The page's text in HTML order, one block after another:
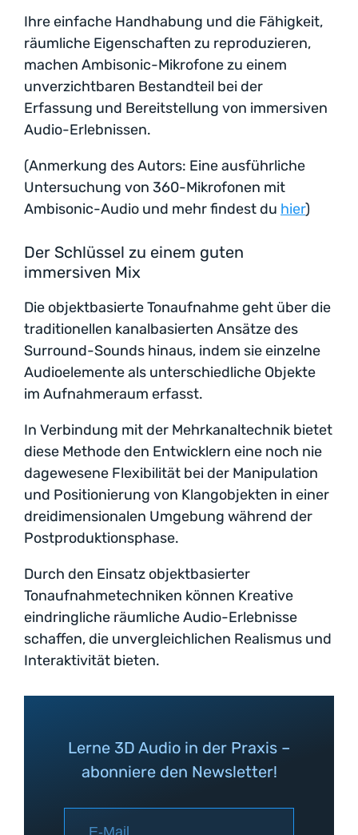
Ihre einfache Handhabung und die Fähigkeit,
räumliche Eigenschaften zu reproduzieren,
machen Ambisonic-Mikrofone zu einem
unverzichtbaren Bestandteil bei der
Erfassung und Bereitstellung von immersiven
Audio-Erlebnissen.
(Anmerkung des Autors: Eine ausführliche
Untersuchung von 360-Mikrofonen mit
Ambisonic-Audio und mehr findest du hier)
Der Schlüssel zu einem guten
immersiven Mix
Die objektbasierte Tonaufnahme geht über die
traditionellen kanalbasierten Ansätze des
Surround-Sounds hinaus, indem sie einzelne
Audioelemente als unterschiedliche Objekte
im Aufnahmeraum erfasst.
In Verbindung mit der Mehrkanaltechnik bietet
diese Methode den Entwicklern eine noch nie
dagewesene Flexibilität bei der Manipulation
und Positionierung von Klangobjekten in einer
dreidimensionalen Umgebung während der
Postproduktionsphase.
Durch den Einsatz objektbasierter
Tonaufnahmetechniken können Kreative
eindringliche räumliche Audio-Erlebnisse
schaffen, die unvergleichlichen Realismus und
Interaktivität bieten.
Lerne 3D Audio in der Praxis –
abonniere den Newsletter!